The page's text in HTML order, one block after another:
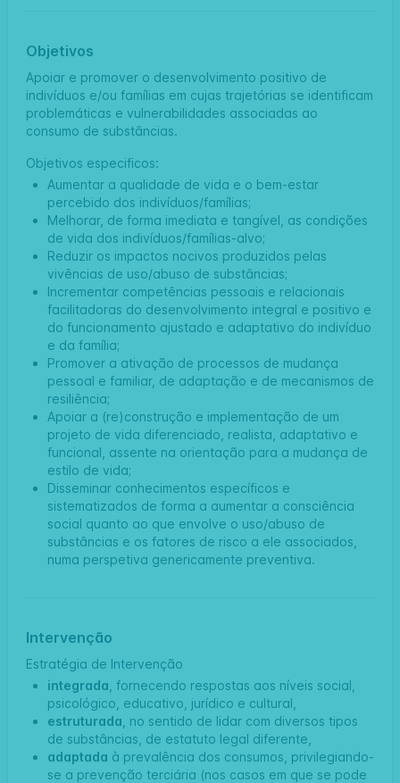
Objetivos
Apoiar e promover o desenvolvimento positivo de
indivíduos e/ou famílias em cujas trajetórias se identificam
problemáticas e vulnerabilidades associadas ao
consumo de substâncias.
Objetivos especificos:
Aumentar a qualidade de vida e o bem-estar
percebido dos indivíduos/famílias;
Melhorar, de forma imediata e tangível, as condições
de vida dos indivíduos/famílias-alvo;
Reduzir os impactos nocivos produzidos pelas
vivências de uso/abuso de substâncias;
Incrementar competências pessoais e relacionais
facilitadoras do desenvolvimento integral e positivo e
do funcionamento ajustado e adaptativo do indivíduo
e da família;
Promover a ativação de processos de mudança
pessoal e familiar, de adaptação e de mecanismos de
resiliência;
Apoiar a (re)construção e implementação de um
projeto de vida diferenciado, realista, adaptativo e
funcional, assente na orientação para a mudança de
estilo de vida;
Disseminar conhecimentos específicos e
sistematizados de forma a aumentar a consciência
social quanto ao que envolve o uso/abuso de
substâncias e os fatores de risco a ele associados,
numa perspetiva genericamente preventiva.
Intervenção
Estratégia de Intervenção
integrada , fornecendo respostas aos níveis social,
psicológico, educativo, jurídico e cultural,
estruturada , no sentido de lidar com diversos tipos
de substâncias, de estatuto legal diferente,
adaptada à prevalência dos consumos, privilegiando-
se a prevenção terciária (nos casos em que se pode